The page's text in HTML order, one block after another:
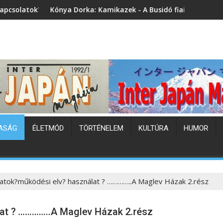
Kamikazek - A Busidó fiai (könyvbemutató)Japán hőhullám
ÉLETMÓD TÖRTÉNELEM KULTÚRA HUMOR
elv? használat ? …………..A Maglev Házak 2.rész
? …………..A Maglev Házak 2.rész